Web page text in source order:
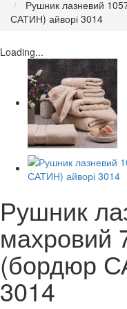
Рушник лазневий
САТИН) айворі 3014
Loading...
Рушник
махровий
(бордюр
3014